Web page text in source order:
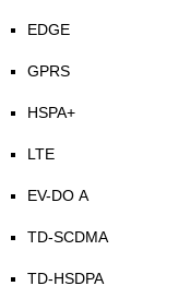
EDGE
GPRS
HSPA+
LTE
EV-DO A
TD-SCDMA
TD-HSDPA